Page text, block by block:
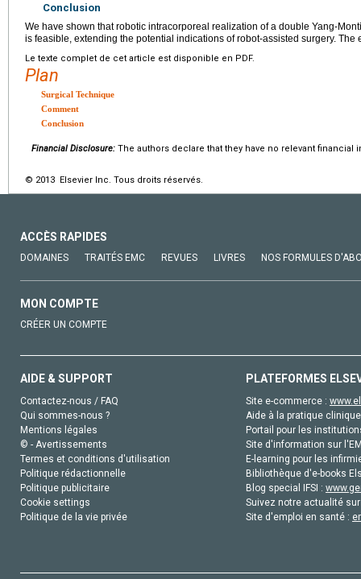
Conclusion
We have shown that robotic intracorporeal realization of a double Yang-
is feasible, extending the potential indications of robot-assisted surgery. The
Le texte complet de cet article est disponible en PDF.
Plan
Surgical Technique
Comment
Conclusion
Financial Disclosure: The authors declare that they have no relevant financial
© 2013 Elsevier Inc. Tous droits réservés.
ACCÈS RAPIDES
DOMAINES TRAITÉS EMC REVUES LIVRES NOS FORMULES
MON COMPTE
CRÉER UN COMPTE
AIDE & SUPPORT
Contactez-nous / FAQ
Qui sommes-nous ?
Mentions légales
© - Avertissements
Termes et conditions d'utilisation
Politique rédactionnelle
Politique publicitaire
Cookie settings
Politique de la vie privée
PLATEFORMES
Site e-commerce :
Aide à la pratique
Portail pour les
Site d'information sur
E-learning pour les
Bibliothèque d'e-books
Blog special IFSI :
Suivez notre actualité
Site d'emploi en santé :